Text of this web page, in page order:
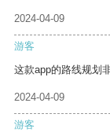
2024-04-09
游客
这款app的路线规划
2024-04-09
游客